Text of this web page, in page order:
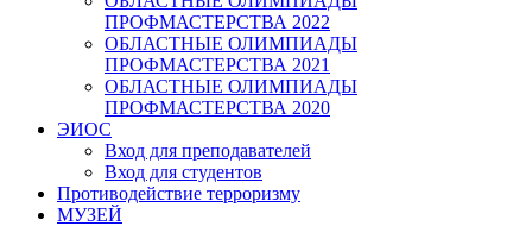
ПРОФМАСТЕРСТВА 2022
ОБЛАСТНЫЕ ОЛИМПИАДЫ
ПРОФМАСТЕРСТВА 2021
ОБЛАСТНЫЕ ОЛИМПИАДЫ
ПРОФМАСТЕРСТВА 2020
ЭИОС
Вход для преподавателей
Вход для студентов
Противодействие терроризму
МУЗЕЙ